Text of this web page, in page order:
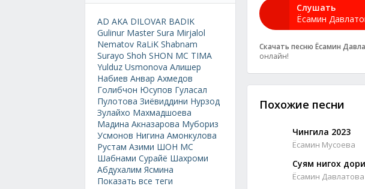
AD AKA DILOVAR BADIK
Gulinur Master Sura Mirjalol
Nematov RaLiK Shabnam
Surayo Shoh SHON MC TIMA
Yulduz Usmonova Алишер
Набиев Анвар Ахмедов
Голибчон Юсупов Гуласал
Пулотова Зиёвиддини Нурзод
Зулайхо Махмадшоева
Мадина Акназарова Мубориз
Усмонов Нигина Амонкулова
Рустам Азими ШОН МС
Шабнами Сурайё Шахроми
Абдухалим Ясмина
Показать все теги
Слушать
Скачать песню Ёсамин
онлайн!
Похожие песни
Чингила 2023
Ёсамин Мусоева
Суям нигох дори
Ёсамин Давлатова